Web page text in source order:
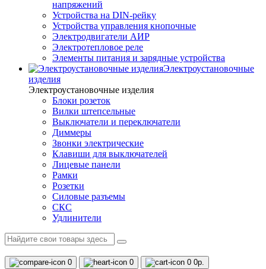
напряжений
Устройства на DIN-рейку
Устройства управления кнопочные
Электродвигатели АИР
Электротепловое реле
Элементы питания и зарядные устройства
Электроустановочные
изделия
Электроустановочные изделия
Блоки розеток
Вилки штепсельные
Выключатели и переключатели
Диммеры
Звонки электрические
Клавиши для выключателей
Лицевые панели
Рамки
Розетки
Силовые разъемы
СКС
Удлинители
0 0 0 0р.